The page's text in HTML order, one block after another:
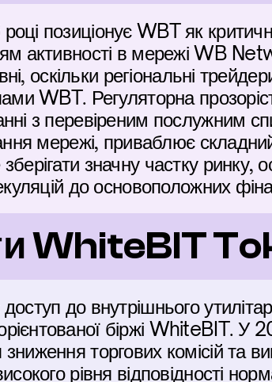
позиціонує WBT як
активності в мережі WB
оскільки регіональні
WBT. Регуляторна
з перевіреним послужним
мережі, приваблює
значну частку ринку,
до основоположних
WhiteBIT
до внутрішнього
біржі WhiteBIT. У
торгових комісій та
рівня відповідності